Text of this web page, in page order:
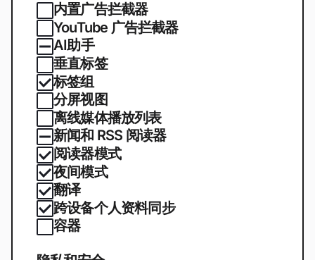
内置广告拦截器
YouTube 广告拦截器
AI助手
垂直标签
标签组
分屏视图
离线媒体播放列表
新闻和 RSS 阅读器
阅读器模式
夜间模式
翻译
跨设备个人资料同步
容器